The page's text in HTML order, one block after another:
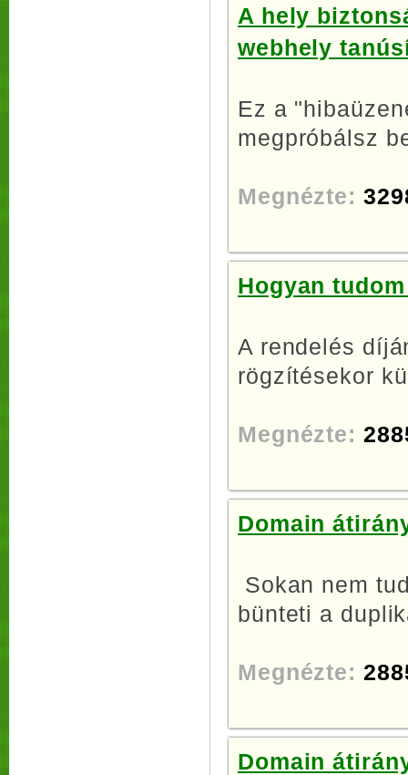
A hely
webhely
Ez a
megpróbálsz
Megnézte:
Hogyan
A rendelés
rögzítésekor
Megnézte:
Domain
Sokan nem
bünteti a
Megnézte:
Domain